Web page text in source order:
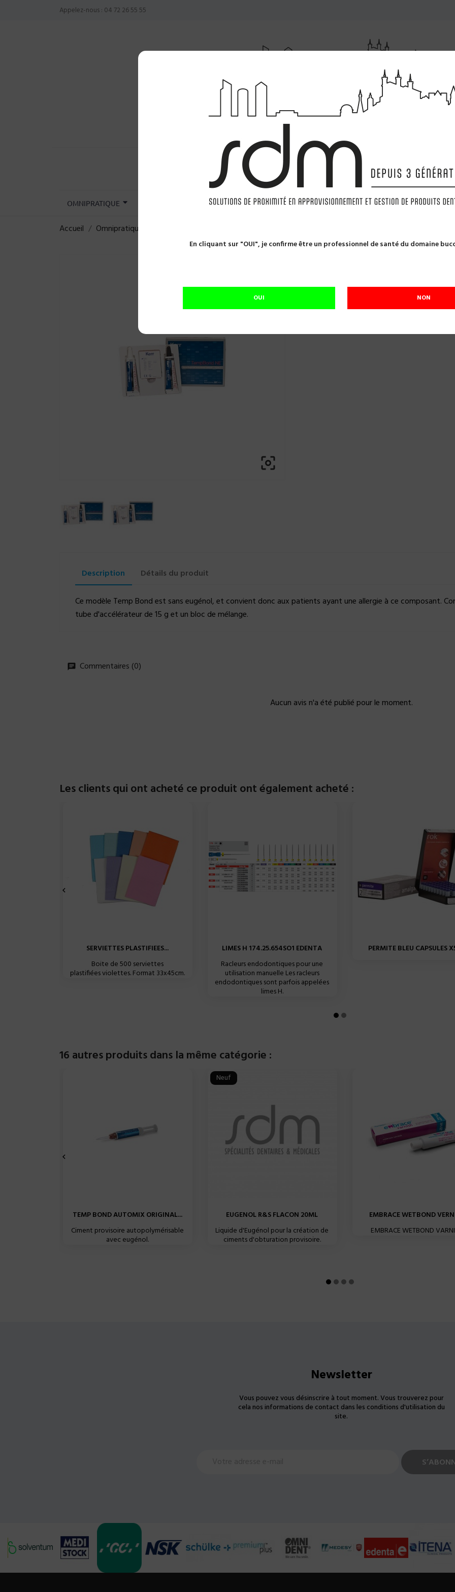
En cliquant sur "OUI", je confirme être un professionnel de santé du domaine
OUI NON
Appelez-nous : 04 72 26 55 55
OMNIPRATIQUE INSTRUMENTATIONS MATÉRIELS LABORATOIRE
Accueil Omnipratique

Ciment d'oxyde de zinc sans eugénol.
Description Détails du produit
Ce modèle Temp Bond est sans eugénol, et convient donc aux patients ayant une allergie à ce composant.
tube d'accélérateur de 15 g et un bloc de mélange.
Commentaires (0)
Aucun avis n'a été publié pour le moment.
Les clients qui ont acheté ce produit ont également acheté :
SERVIETTES PLASTIFIEES...
Boite de 500 serviettes
plastifiées violettes. Format 33x45cm.
LIMES H 174.25.654SO1 EDENTA
Racleurs endodontiques pour une
utilisation manuelle Les racleurs
endodontiques sont parfois appelées
limes H.
PERMITE BLEU CAPSULES

16 autres produits dans la même catégorie :
TEMP BOND AUTOMIX ORIGINAL...
Ciment provisoire autopolymérisable
avec eugénol.
EUGENOL R&S FLACON 20ML
Liquide d'Eugénol pour la création de
ciments d'obturation provisoire.
Neuf
EMBRACE WETBOND
EMBRACE WETBOND

Newsletter
Vous pouvez vous désinscrire à tout moment. Vous trouverez pour
cela nos informations de contact dans les conditions d'utilisation du
site.